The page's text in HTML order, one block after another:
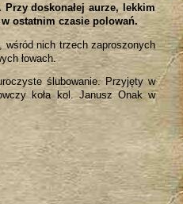
doskonałej aurze, lekkim
ostatnim czasie polowań.
wśród nich trzech zaproszonych
łowach.
ślubowanie. Przyjęty w
koła kol. Janusz Onak w